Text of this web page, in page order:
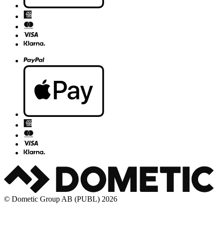
© Dometic Group AB (PUBL) 2026